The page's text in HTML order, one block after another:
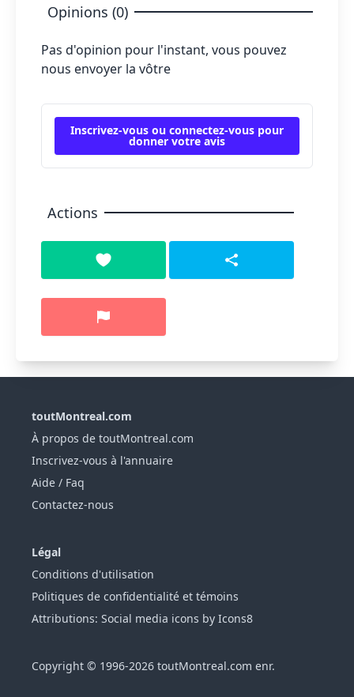
Opinions (0)
Pas d'opinion pour l'instant, vous pouvez
nous envoyer la vôtre
Inscrivez-vous ou connectez-vous pour
donner votre avis
Actions
toutMontreal.com
À propos de toutMontreal.com
Inscrivez-vous à l'annuaire
Aide / Faq
Contactez-nous
Légal
Conditions d'utilisation
Politiques de confidentialité et témoins
Attributions: Social media icons by Icons8
Copyright © 1996-2026 toutMontreal.com enr.